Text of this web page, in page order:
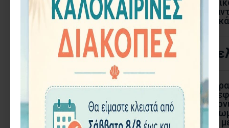
Στην περίπτωση που λάβετε
παραγγελίας σας ώστε να προβούμε σε
ελαττωματικού προϊόντος. Τα
Επιστροφή/Ακύρωση
Έχετε το δικαίωμα να ακυρώσετε την
ημερών από την ημέρα παραλαβής τους,
μας ειδοποιήσετε τηλεφωνικά ή
οπωσδήποτε μέσα το αποδεικτικό
περίπτωση εντός 14 εργάσιμων ημερών,